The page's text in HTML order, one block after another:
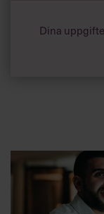
Dina